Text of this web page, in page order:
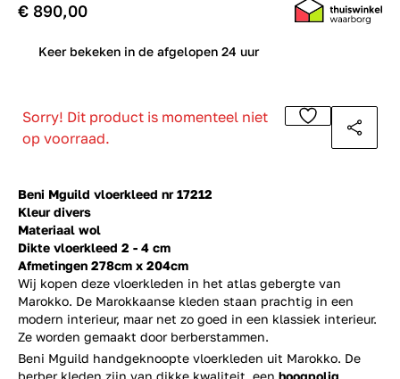
Beni Mguild vloerkleed nr 17212
Kleur divers
Materiaal wol
Dikte vloerkleed 2 - 4 cm
Afmetingen 278cm x 204cm
Wij kopen deze vloerkleden in het atlas gebergte van
Marokko. De Marokkaanse kleden staan prachtig in een
modern interieur, maar net zo goed in een klassiek interieur.
Ze worden gemaakt door berberstammen.
€ 890,00
Keer bekeken in de afgelopen 24 uur
Sorry! Dit product is momenteel niet
op voorraad.
Beni Mguild handgeknoopte vloerkleden uit Marokko. De
berber kleden zijn van dikke kwaliteit, een hoogpolig